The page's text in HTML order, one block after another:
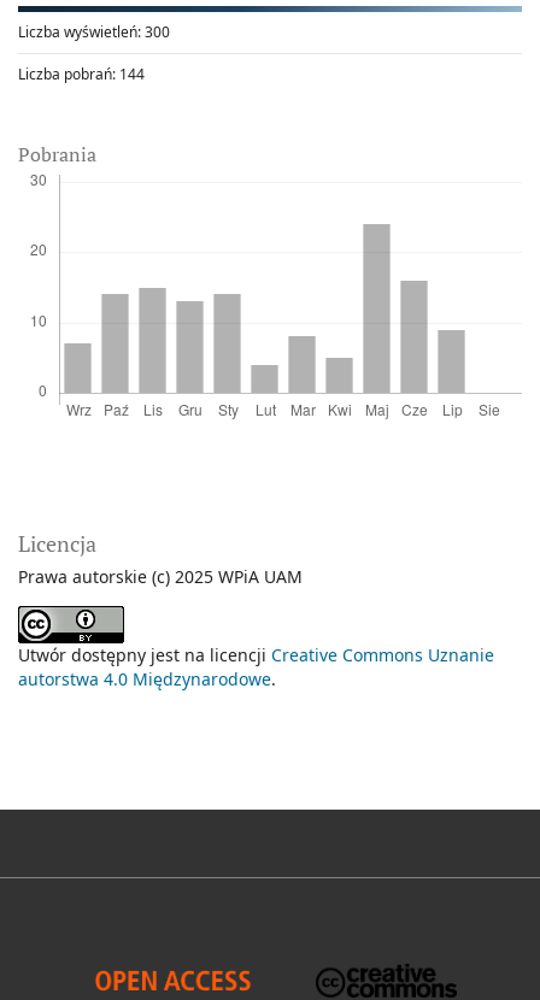
Liczba wyświetleń:300
Liczba pobrań: 144
Pobrania
Licencja
Prawa autorskie (c) 2025 WPiA UAM
Utwór dostępny jest na licencji Creative Commons Uznanie
autorstwa 4.0 Międzynarodowe.